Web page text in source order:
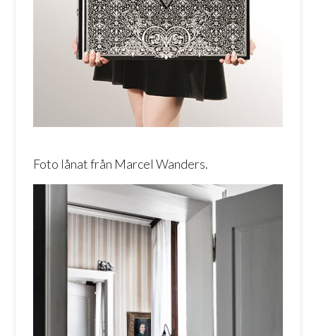
Foto lånat från Marcel Wanders.